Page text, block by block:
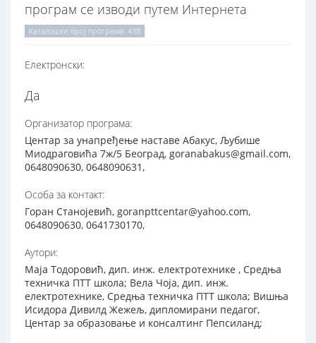
програм се изводи путем Интернета
Каталошки број програма: 438
Електронски:
Да
Организатор програма:
Центар за унапређење наставе Абакус, Љубише
Миодраговића 7ж/5 Београд, goranabakus@gmail.com,
0648090630, 0648090631,
Особа за контакт:
Горан Станојевић, goranpttcentar@yahoo.com,
0648090630, 0641730170,
Аутори:
Маја Тодоровић, дип. инж. електротехнике , Средња
техничка ПТТ школа; Вела Чоја, дип. инж.
електротехнике, Средња техничка ПТТ школа; Вишња
Исидора Дивилд Жежељ, дипломирани педагог,
Центар за образовање и консалтинг Пепсиланд;